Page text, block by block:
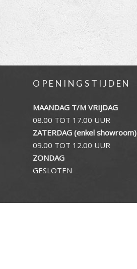
OPENINGSTIJDEN
MAANDAG T/M VRIJDAG
08.00 TOT 17.00 UUR
ZATERDAG (enkel showroom)
09.00 TOT 12.00 UUR
ZONDAG
GESLOTEN